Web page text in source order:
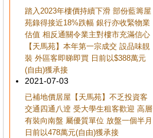
踏入2023年樓價持續下滑 部份藍籌屋
苑錄得接近18%跌幅 銀行亦收緊物業
估值 相反通關令業主對樓市充滿信心
【天馬苑】本年第一宗成交 設品味靚
裝 外區客即睇即買 日前以$388萬元
(自由)獲承接
2021-07-03
已補地價居屋【天馬苑】不乏投資客
交通四通八逹 受大學生租客歡迎 高層
有裝向南盤 屬優質單位 放盤一個半月
日前以478萬元(自由)獲承接